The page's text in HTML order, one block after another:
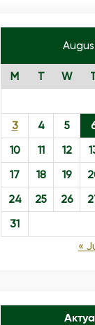
M T W
3
4 5
10
11 12
17
18 19
24
25 26
31
«